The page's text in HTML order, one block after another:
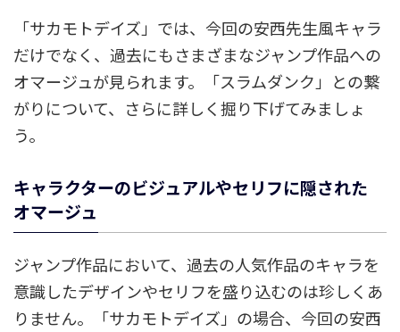
「サカモトデイズ」では、今回の安西先生風キャラ
だけでなく、過去にもさまざまなジャンプ作品への
オマージュが見られます。「スラムダンク」との繋
がりについて、さらに詳しく掘り下げてみましょ
う。
キャラクターのビジュアルやセリフに隠された
オマージュ
ジャンプ作品において、過去の人気作品のキャラを
意識したデザインやセリフを盛り込むのは珍しくあ
りません。「サカモトデイズ」の場合、今回の安西